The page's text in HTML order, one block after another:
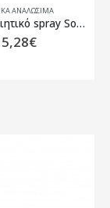
ΑΝΑΛΩΣΙΜΑ
Mονιμοποιητικό spray Soft Care 240ml
5,28€